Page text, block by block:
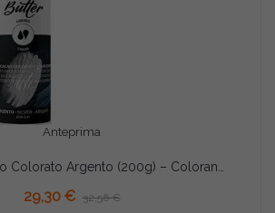
Anteprima
29,30 € 32,56 €